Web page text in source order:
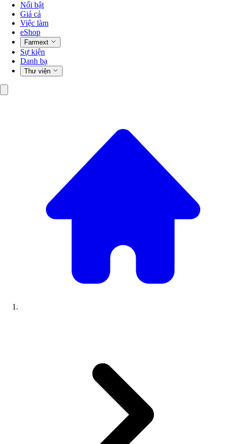
Nổi bật
Giá cả
Việc làm
eShop
Farmext
Sự kiện
Danh bạ
Thư viện